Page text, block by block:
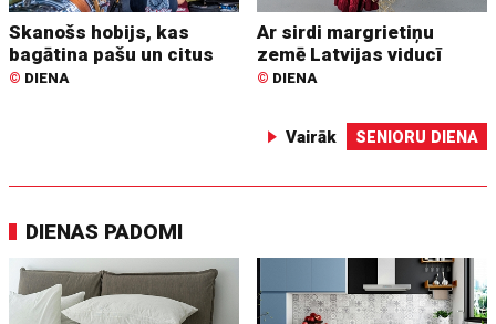
Skanošs hobijs, kas
bagātina pašu un citus
© DIENA
Ar sirdi margrietiņu
zemē Latvijas viducī
© DIENA
Vairāk SENIORU DIENA
DIENAS PADOMI